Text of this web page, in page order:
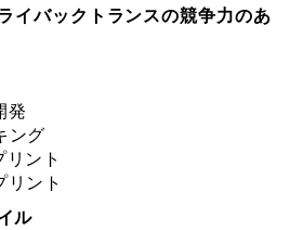
イバックトランスの競争力のあ
発
ング
リント
リント
ル